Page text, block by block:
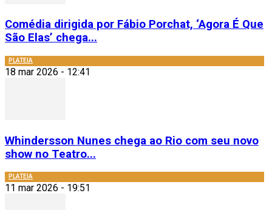
Comédia dirigida por Fábio Porchat, ‘Agora É Que
São Elas’ chega...
PLATEIA
18 mar 2026 - 12:41
Whindersson Nunes chega ao Rio com seu novo
show no Teatro...
PLATEIA
11 mar 2026 - 19:51